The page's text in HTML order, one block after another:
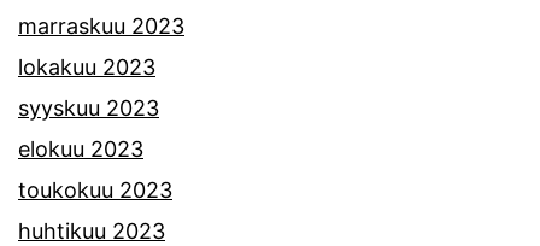
marraskuu 2023
lokakuu 2023
syyskuu 2023
elokuu 2023
toukokuu 2023
huhtikuu 2023